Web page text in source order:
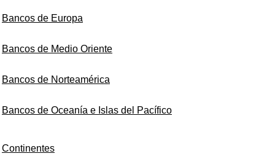
Bancos de Europa
Bancos de Medio Oriente
Bancos de Norteamérica
Bancos de Oceanía e Islas del Pacífico
Continentes